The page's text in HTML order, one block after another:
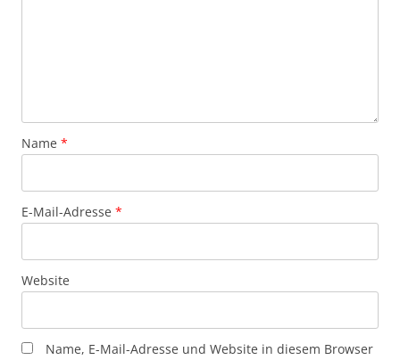
Name *
E-Mail-Adresse *
Website
Name, E-Mail-Adresse und Website in diesem Browser